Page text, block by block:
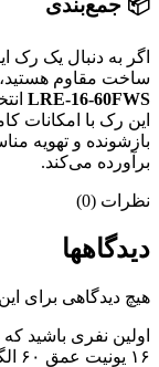
📦 جمع‌بندی
اگر به دنبال یک رک
ساخت مقاوم هستید،
LRE-16-60FWS
این رک با امکانات
بازشونده و تهویه
برآورده می‌کند.
نظرات (0)
دیدگاهها
هیچ دیدگاهی برای
اولین نفری باشید
۱۶ یونیت عمق ۶۰ الگونت مدل LRE-16-60FWS”